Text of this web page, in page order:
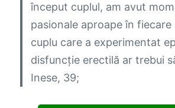
început cuplul, am avut
pasionale aproape în fiecare
cuplu care a experimentat
disfuncție erectilă ar trebui
Inese, 39;